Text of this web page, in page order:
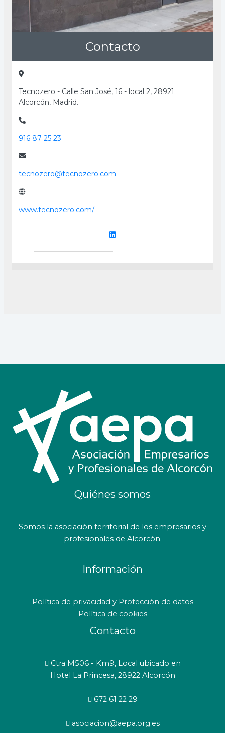
Contacto
Tecnozero - Calle San José, 16 - local 2, 28921
Alcorcón, Madrid.
916 87 25 23
tecnozero@tecnozero.com
www.tecnozero.com/
Quiénes somos
Somos la asociación territorial de los empresarios y
profesionales de Alcorcón.
Información
Política de privacidad y Protección de datos
Política de cookies
Contacto
Ctra M506 - Km9, Local ubicado en
Hotel La Princesa, 28922 Alcorcón
672 61 22 29
asociacion@aepa.org.es